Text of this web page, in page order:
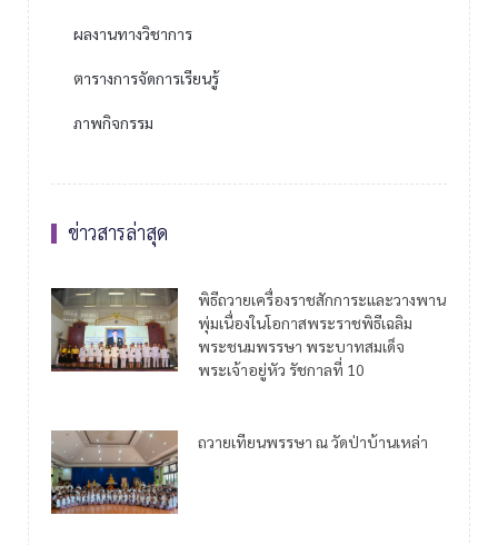
ผลงานทางวิชาการ
ตารางการจัดการเรียนรู้
ภาพกิจกรรม
ข่าวสารล่าสุด
พิธีถวายเครื่องราชสักการะและวางพาน
พุ่มเนื่องในโอกาสพระราชพิธีเฉลิม
พระชนมพรรษา พระบาทสมเด็จ
พระเจ้าอยู่หัว รัชกาลที่ 10
ถวายเทียนพรรษา ณ วัดป่าบ้านเหล่า